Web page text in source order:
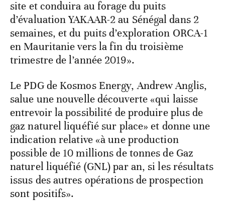
site et conduira au forage du puits
d’évaluation YAKAAR-2 au Sénégal dans 2
semaines, et du puits d’exploration ORCA-1
en Mauritanie vers la fin du troisième
trimestre de l’année 2019».
Le PDG de Kosmos Energy, Andrew Anglis,
salue une nouvelle découverte «qui laisse
entrevoir la possibilité de produire plus de
gaz naturel liquéfié sur place» et donne une
indication relative «à une production
possible de 10 millions de tonnes de Gaz
naturel liquéfié (GNL) par an, si les résultats
issus des autres opérations de prospection
sont positifs».